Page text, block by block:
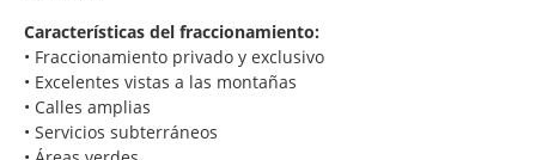
Características del fraccionamiento:
• Fraccionamiento privado y exclusivo
• Excelentes vistas a las montañas
• Calles amplias
• Servicios subterráneos